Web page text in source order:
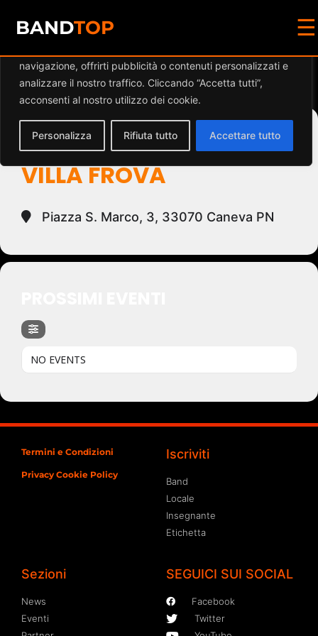
Diamo valore alla tua privacy
navigazione, offrirti pubblicità o contenuti personalizzati e
analizzare il nostro traffico. Cliccando “Accetta tutti”,
acconsenti al nostro utilizzo dei cookie.
Personalizza Rifiuta tutto Accettare tutto
BANDTOP ☰
Events at this location
PARCO PUBBLICO DI
VILLA FROVA
Piazza S. Marco, 3, 33070 Caneva PN
NO EVENTS
Termini e Condizioni
Privacy Cookie Policy
Iscriviti
Band
Locale
Insegnante
Etichetta
Sezioni
News
Eventi
SEGUICI SUI SOCIAL
Facebook
Twitter